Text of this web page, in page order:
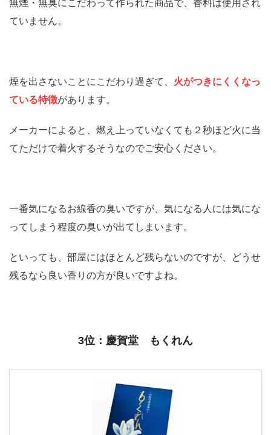
ていません。
煙を出さないことにこだわり過ぎて、 火がつきにくくなっ
ている特徴があります。
メーカーによると、燃え上っていなくても２秒ほど火に当
てただけで着火するそうなのでご安心ください。
一番気になるお線香の臭いですが、気になる人には気にな
ってしまう程度の臭いが出てしまいます。
といっても、部屋にはほとんど残らないのですが、どうせ
残るなら良い香りの方が良いですよね。
3位：慶賀堂 もくれん